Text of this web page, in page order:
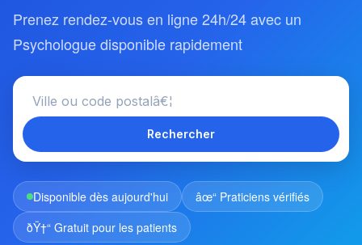
Prenez rendez-vous en ligne 24h/24 avec un
Psychologue disponible rapidement
Rechercher
Disponible dès aujourd'hui
âœ“ Praticiens vérifiés
ðŸ†“ Gratuit pour les patients